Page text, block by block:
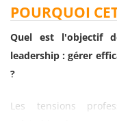
POURQUOI
Quel est l'objectif
leadership : gérer
?
Les tensions